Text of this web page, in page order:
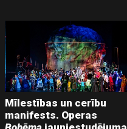
Mīlestības un cerību
manifests. Operas